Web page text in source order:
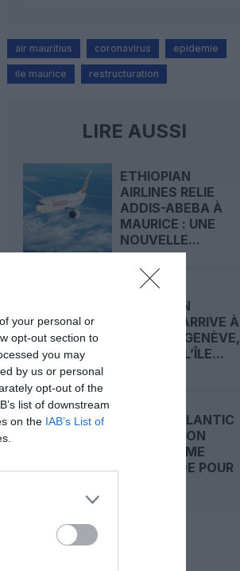
your personal or
opt-out section to
you may
by us or personal
opt-out of the
list of downstream
on the IAB’s List of
air mauritius coronavirus epidemie
ile maurice restructuration
LIRE AUSSI
ETHIOPIAN
AIRLINES RELIE
ADDIS-ABEBA À
MAURICE : UNE
NOUVELLE...
ETHIOPIAN
AIRLINES ARRIVE À
LYON VIA GENÈVE,
DESSERT L’ÎLE...
NORSE ATLANTIC
MUSCLE SON
PROGRAMME
THAÏLANDE POUR